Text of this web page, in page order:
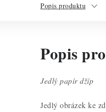
Popis produktu
Popis
Jedlý papír džíp
Jedlý obrázek ke